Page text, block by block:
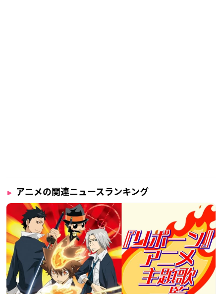
アニメの関連ニュースランキング